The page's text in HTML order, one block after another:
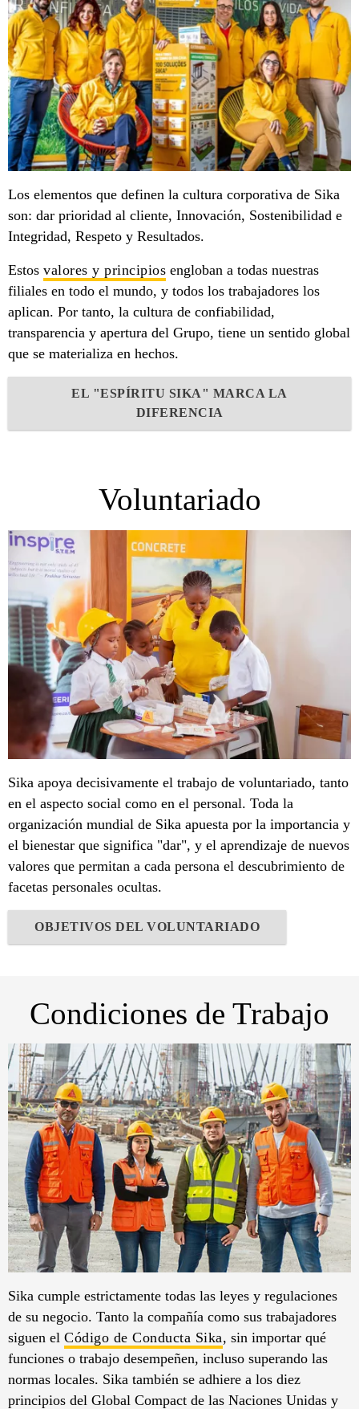
Los elementos que definen la cultura corporativa de Sika
son: dar prioridad al cliente, Innovación, Sostenibilidad e
Integridad, Respeto y Resultados.
Estos valores y principios engloban a todas nuestras
filiales en todo el mundo, y todos los trabajadores los
aplican. Por tanto, la cultura de confiabilidad,
transparencia y apertura del Grupo, tiene un sentido global
que se materializa en hechos.
EL "ESPÍRITU SIKA" MARCA LA
DIFERENCIA
Voluntariado
Sika apoya decisivamente el trabajo de voluntariado, tanto
en el aspecto social como en el personal. Toda la
organización mundial de Sika apuesta por la importancia y
el bienestar que significa "dar", y el aprendizaje de nuevos
valores que permitan a cada persona el descubrimiento de
facetas personales ocultas.
OBJETIVOS DEL VOLUNTARIADO
Condiciones de Trabajo
Sika cumple estrictamente todas las leyes y regulaciones
de su negocio. Tanto la compañía como sus trabajadores
siguen el Código de Conducta Sika, sin importar qué
funciones o trabajo desempeñen, incluso superando las
normas locales. Sika también se adhiere a los diez
principios del Global Compact de las Naciones Unidas y